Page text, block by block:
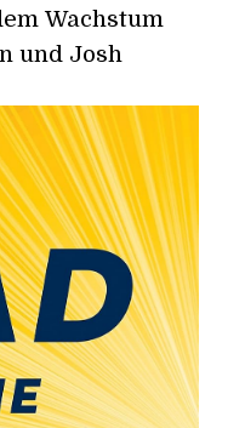
Wachstum
und Josh